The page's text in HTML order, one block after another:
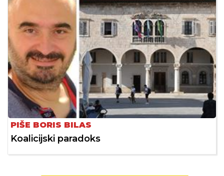
PIŠE BORIS BILAS
Koalicijski paradoks